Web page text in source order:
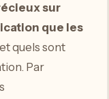
sur
que les
quels sont
Par